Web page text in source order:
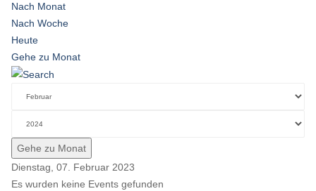
Nach Monat
Nach Woche
Heute
Gehe zu Monat
Gehe zu Monat
Dienstag, 07. Februar 2023
Es wurden keine Events gefunden